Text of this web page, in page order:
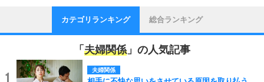
カテゴリランキング 総合ランキング
「 夫婦関係」の人気記事
夫婦関係